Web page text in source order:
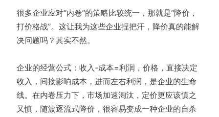
很多企业应对“内卷”的策略比较统一，那就是“降价，
打价格战”。这让我为这些企业捏把汗，降价真的能解
决问题吗？其实不然。
企业的经营公式：收入-成本=利润，价格，直接决定
收入，间接影响成本，进而左右利润，是企业的生命
线。在内卷压力下，市场加速淘汰，定价更应该慎之
又慎，随波逐流式降价，很容易变成一种企业的自杀